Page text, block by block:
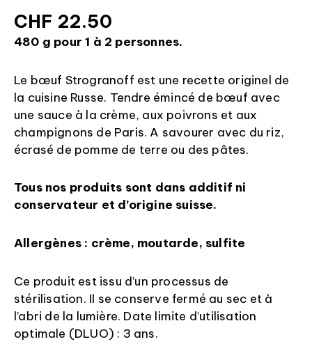
CHF 22.50
480 g pour 1 à 2 personnes.
Le bœuf Strogranoff est une recette originel de
la cuisine Russe. Tendre émincé de bœuf avec
une sauce à la crème, aux poivrons et aux
champignons de Paris. A savourer avec du riz,
écrasé de pomme de terre ou des pâtes.
Tous nos produits sont dans additif ni
conservateur et d’origine suisse.
Allergènes : crème, moutarde, sulfite
Ce produit est issu d’un processus de
stérilisation. Il se conserve fermé au sec et à
l’abri de la lumière. Date limite d’utilisation
optimale (DLUO) : 3 ans.